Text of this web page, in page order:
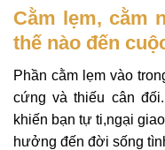
Cằm lẹm, cằm
thế nào đến
Phần cằm lẹm vào
cứng và thiếu cân
khiến bạn tự ti,ngại
hưởng đến đời sống